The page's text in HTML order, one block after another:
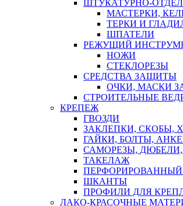
ШТУКАТУРНО-
МАСТЕРКИ,
ТЕРКИ И
ШПАТЕЛИ
РЕЖУЩИЙ
НОЖИ
СТЕКЛОРЕЗЫ
СРЕДСТВА ЗАЩИТЫ
ОЧКИ, МАСКИ
СТРОИТЕЛЬНЫЕ
КРЕПЕЖ
ГВОЗДИ
ЗАКЛЕПКИ, СКОБЫ,
ГАЙКИ, БОЛТЫ,
САМОРЕЗЫ,
ТАКЕЛАЖ
ШКАНТЫ
ПРОФИЛИ ДЛЯ
ЛАКО-КРАСОЧНЫЕ